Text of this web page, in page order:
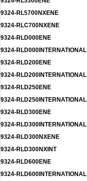
9324-RL5700NXENE
9324-RLC700NXENE
9324-RLD000ENE
9324-RLD000INTERNATIONAL
9324-RLD200ENE
9324-RLD200INTERNATIONAL
9324-RLD250ENE
9324-RLD250INTERNATIONAL
9324-RLD300ENE
9324-RLD300INTERNATIONAL
9324-RLD300NXENE
9324-RLD300NXINT
9324-RLD600ENE
9324-RLD600INTERNATIONAL